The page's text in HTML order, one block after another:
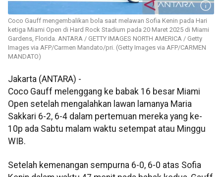
Coco Gauff mengembalikan bola saat melawan Sofia Kenin pada Hari
ketiga Miami Open di Hard Rock Stadium pada 20 Maret 2025 di Miami
Gardens, Florida. ANTARA / GETTY IMAGES NORTH AMERICA / Getty
Images via AFP/Carmen Mandato/pri. (Getty Images via AFP/CARMEN
MANDATO)
Jakarta (ANTARA) -
Coco Gauff melenggang ke babak 16 besar Miami
Open setelah mengalahkan lawan lamanya Maria
Sakkari 6-2, 6-4 dalam pertemuan mereka yang ke-
10p ada Sabtu malam waktu setempat atau Minggu
WIB.
Setelah kemenangan sempurna 6-0, 6-0 atas Sofia